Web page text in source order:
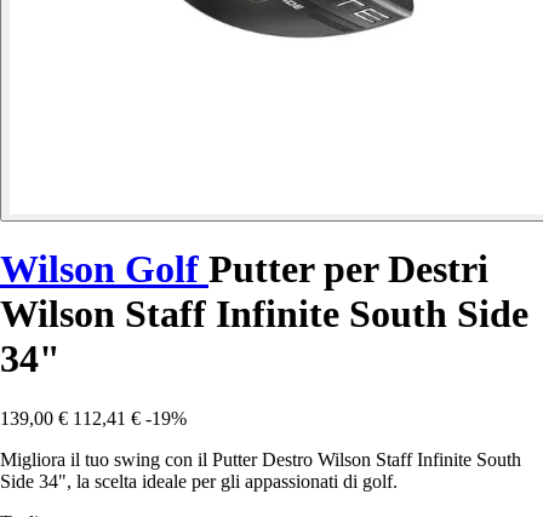
Wilson Golf Putter per Destri
Wilson Staff Infinite South Side
34"
139,00 € 112,41 € -19%
Migliora il tuo swing con il Putter Destro Wilson Staff Infinite South
Side 34", la scelta ideale per gli appassionati di golf.